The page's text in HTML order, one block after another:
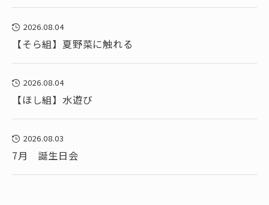
2026.08.04
【そら組】夏野菜に触れる
2026.08.04
【ほし組】水遊び
2026.08.03
7月 誕生日会